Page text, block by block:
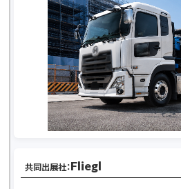
共同出展社：Fliegl